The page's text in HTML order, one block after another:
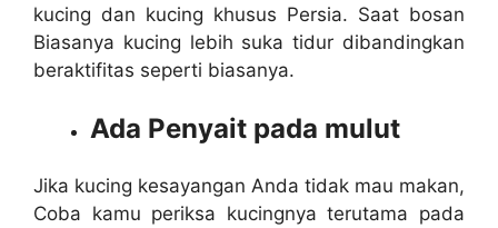
kucing dan kucing khusus Persia. Saat bosan
Biasanya kucing lebih suka tidur dibandingkan
beraktifitas seperti biasanya.
Ada Penyait pada mulut
Jika kucing kesayangan Anda tidak mau makan,
Coba kamu periksa kucingnya terutama pada